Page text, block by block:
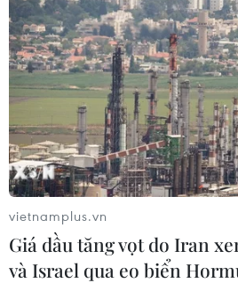
Dịch Ebola: Hơn 18% ca
Congo đã tử vong
09/06/2026 22:46
Chưa đầy một tháng sau khi
vào ngày 15/5, miền Đông Cộng
đã ghi nhận ít nhất 101 ca tử
mắc bệnh được xác nhận tính
vietnamplus.vn
Giá dầu tăng vọt do Iran
và Israel qua eo biển